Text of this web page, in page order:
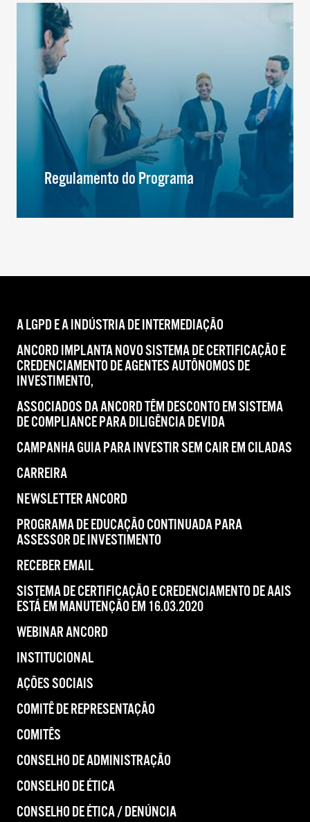
Regulamento do Programa
A LGPD E A INDÚSTRIA DE INTERMEDIAÇÃO
ANCORD IMPLANTA NOVO SISTEMA DE CERTIFICAÇÃO E
CREDENCIAMENTO DE AGENTES AUTÔNOMOS DE
INVESTIMENTO,
ASSOCIADOS DA ANCORD TÊM DESCONTO EM SISTEMA
DE COMPLIANCE PARA DILIGÊNCIA DEVIDA
CAMPANHA GUIA PARA INVESTIR SEM CAIR EM CILADAS
CARREIRA
NEWSLETTER ANCORD
PROGRAMA DE EDUCAÇÃO CONTINUADA PARA
ASSESSOR DE INVESTIMENTO
RECEBER EMAIL
SISTEMA DE CERTIFICAÇÃO E CREDENCIAMENTO DE AAIS
ESTÁ EM MANUTENÇÃO EM 16.03.2020
WEBINAR ANCORD
INSTITUCIONAL
AÇÕES SOCIAIS
COMITÊ DE REPRESENTAÇÃO
COMITÊS
CONSELHO DE ADMINISTRAÇÃO
CONSELHO DE ÉTICA
CONSELHO DE ÉTICA / DENÚNCIA